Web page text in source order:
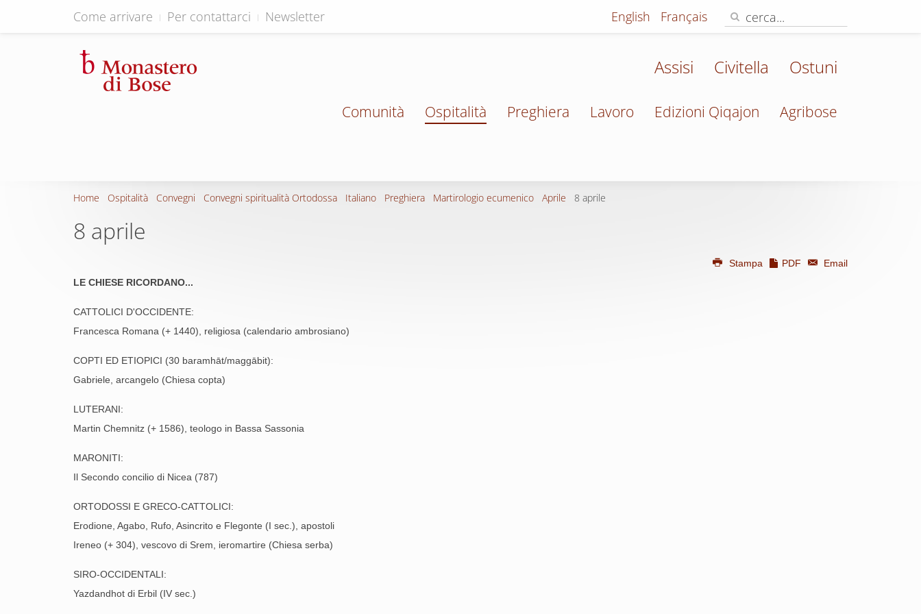
Come arrivare Per contattarci Newsletter English Français
Assisi Civitella Ostuni
Comunità Ospitalità Preghiera Lavoro Edizioni Qiqajon Agribose
Home Ospitalità Convegni Convegni spiritualità Ortodossa Italiano Preghiera Martirologio ecumenico Aprile 8 aprile
8 aprile
Stampa PDF
Email
LE CHIESE RICORDANO...
CATTOLICI D'OCCIDENTE:
Francesca Romana (+ 1440), religiosa (calendario ambrosiano)
COPTI ED ETIOPICI (30 baramhāt/maggābit):
Gabriele, arcangelo (Chiesa copta)
LUTERANI:
Martin Chemnitz (+ 1586), teologo in Bassa Sassonia
MARONITI:
Il Secondo concilio di Nicea (787)
ORTODOSSI E GRECO-CATTOLICI:
Erodione, Agabo, Rufo, Asincrito e Flegonte (I sec.), apostoli
Ireneo (+ 304), vescovo di Srem, ieromartire (Chiesa serba)
SIRO-OCCIDENTALI:
Yazdandhot di Erbil (IV sec.)